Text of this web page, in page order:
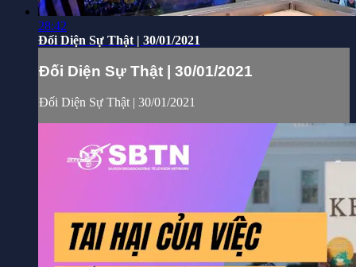
28:42
Đối Diện Sự Thật | 30/01/2021
Đối Diện Sự Thật | 30/01/2021
Đối Diện Sự Thật | 30/01/2021